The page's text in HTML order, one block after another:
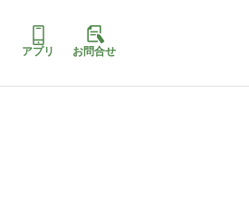
アプリ お問合せ